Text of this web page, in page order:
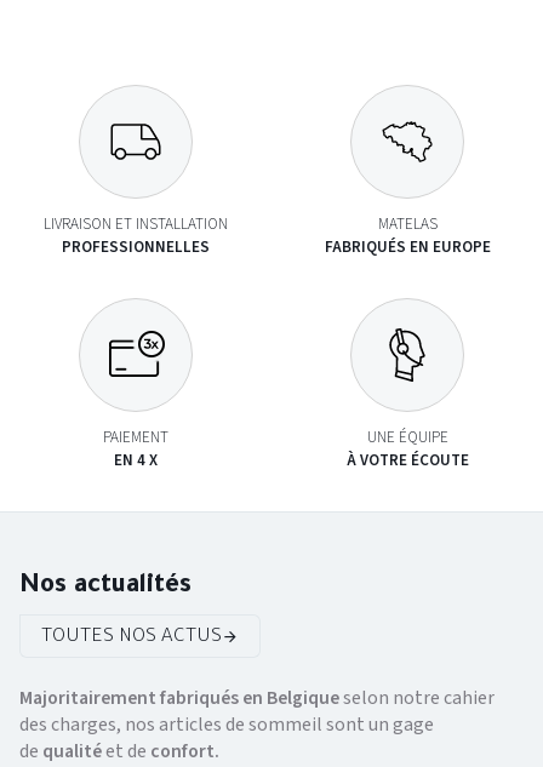
LIVRAISON ET INSTALLATION
PROFESSIONNELLES
MATELAS
FABRIQUÉS EN EUROPE
PAIEMENT
EN 4 X
UNE ÉQUIPE
À VOTRE ÉCOUTE
Nos actualités
TOUTES NOS ACTUS
Majoritairement fabriqués en Belgiqueselon notre cahier
des charges, nos articles de sommeil sont un gage
de qualitéet de confort.